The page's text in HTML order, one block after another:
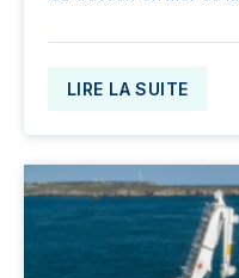
LIRE LA SUITE